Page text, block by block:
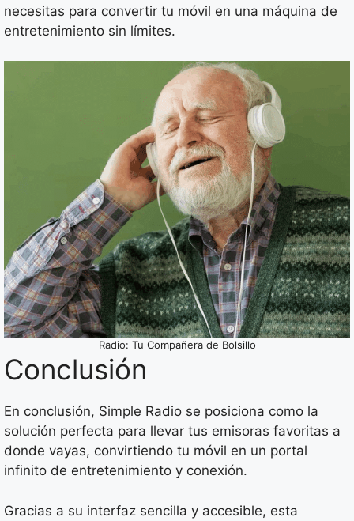
necesitas para convertir tu móvil en una máquina de
entretenimiento sin límites.
Radio: Tu Compañera de Bolsillo
Conclusión
En conclusión, Simple Radio se posiciona como la
solución perfecta para llevar tus emisoras favoritas a
donde vayas, convirtiendo tu móvil en un portal
infinito de entretenimiento y conexión.
Gracias a su interfaz sencilla y accesible, esta